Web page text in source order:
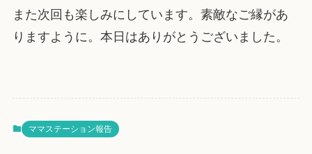
また次回も楽しみにしています。素敵なご縁があ
りますように。本日はありがとうございました。
ママステーション報告